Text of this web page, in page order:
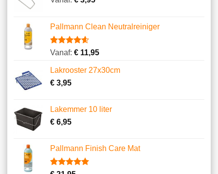
Pallmann Clean Neutralreiniger
Gewaardeerd
gebaseerd
op
5
klantbeoordelingen
Vanaf: €11,95
Lakrooster 27x30cm
€3,95
Lakemmer 10 liter
€6,95
Pallmann Finish Care Mat